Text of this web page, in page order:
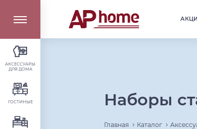
АКСЕССУАРЫ
ДЛЯ ДОМА
ГОСТИНЫЕ Наборы
Главная Каталог